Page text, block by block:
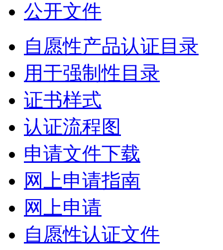
公开文件
自愿性产品认证目录
用于强制性目录
证书样式
认证流程图
申请文件下载
网上申请指南
网上申请
自愿性认证文件